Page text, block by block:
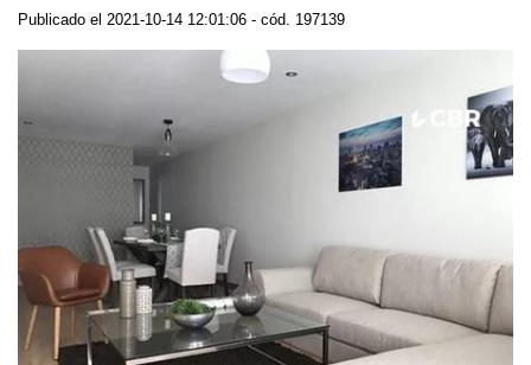
Publicado el 2021-10-14 12:01:06 - cód. 197139